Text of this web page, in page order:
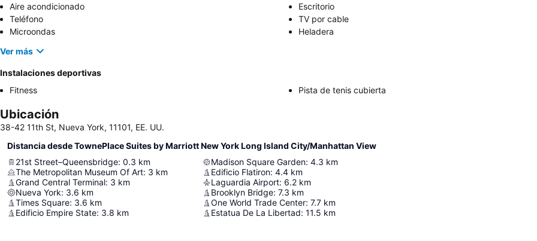
Aire acondicionado
Escritorio
Teléfono
TV por cable
Microondas
Heladera
Ver más
Instalaciones deportivas
Fitness
Pista de tenis cubierta
Ubicación
38-42 11th St, Nueva York, 11101, EE. UU.
Distancia desde TownePlace Suites by Marriott New York Long Island City/Manhattan View
21st Street–Queensbridge: 0.3 km
The Metropolitan Museum Of Art: 3 km
Grand Central Terminal: 3 km
Nueva York: 3.6 km
Times Square: 3.6 km
Edificio Empire State: 3.8 km
Madison Square Garden: 4.3 km
Edificio Flatiron: 4.4 km
Laguardia Airport: 6.2 km
Brooklyn Bridge: 7.3 km
One World Trade Center: 7.7 km
Estatua De La Libertad: 11.5 km